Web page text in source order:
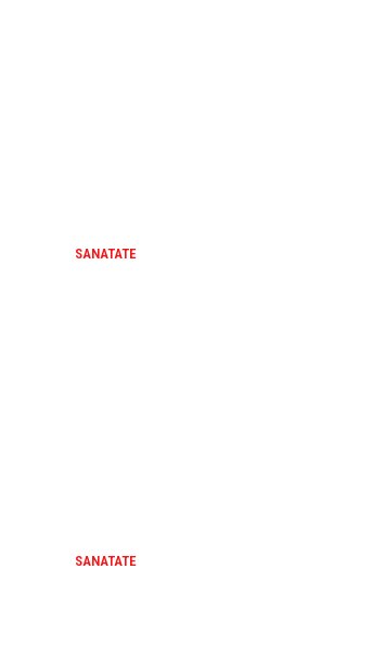
SANATATE
SANATATE